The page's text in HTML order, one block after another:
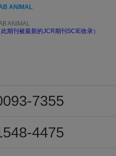
ANIMAL
ANIMAL
此期刊被最新的JCR期刊SCIE收录）
7355
4475